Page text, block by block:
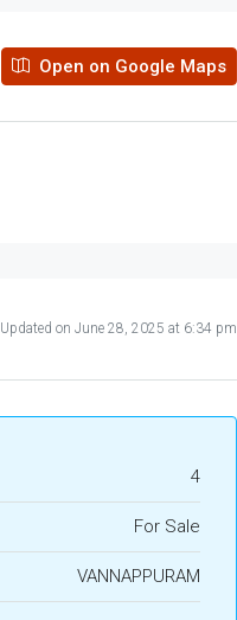
Open on Google Maps
Updated on June 28, 2025 at 6:34 pm
4
For Sale
VANNAPPURAM